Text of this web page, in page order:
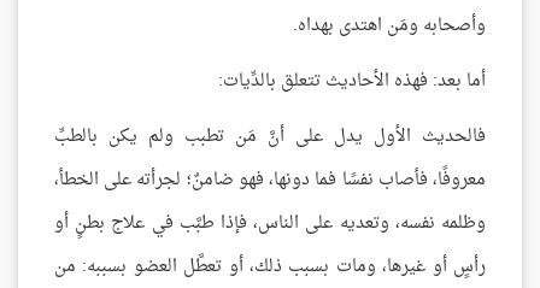
وأصحابه ومَن اهتدى بهداه.
أما بعد: فهذه الأحاديث تتعلق بالدِّيات:
فالحديث الأول يدل على أنَّ مَن تطبب ولم يكن بالطبِّ
معروفًا، فأصاب نفسًا فما دونها، فهو ضامنٌ؛ لجرأته على الخطأ،
وظلمه نفسه، وتعديه على الناس، فإذا طبَّب في علاج بطنٍ أو
رأسٍ أو غيرها، ومات بسبب ذلك، أو تعطَّل العضو بسببه: من